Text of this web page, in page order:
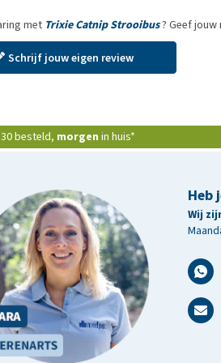
met Trixie Catnip Strooibus? Geef
Schrijf jouw eigen review
besteld, morgen in huis*
Heb
Wij